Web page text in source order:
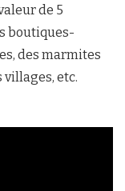
de 5
boutiques-
des marmites
etc.